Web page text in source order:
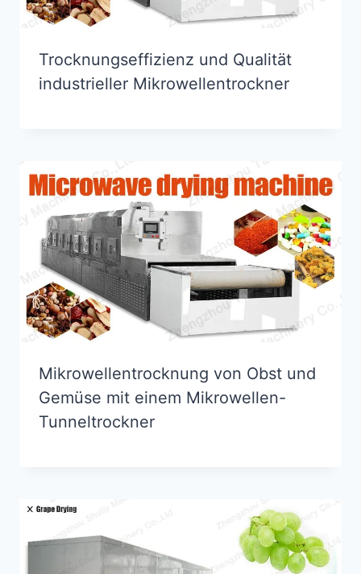
Trocknungseffizienz und Qualität
industrieller Mikrowellentrockner
Mikrowellentrocknung von Obst und
Gemüse mit einem Mikrowellen-
Tunneltrockner